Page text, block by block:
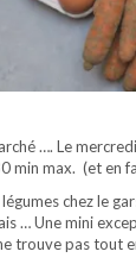
…. Le
min max. (et
chez le
… Une mini
trouve pas tout